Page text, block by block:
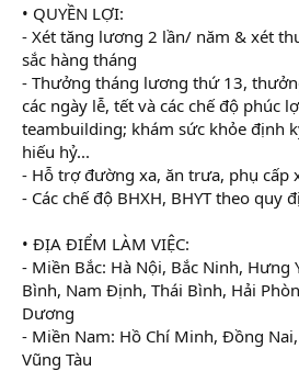
• QUYỀN LỢI:
- Xét tăng lương 2 lần/ năm & xét
sắc hàng tháng
- Thưởng tháng lương thứ 13,
các ngày lễ, tết và các chế độ phúc
teambuilding; khám sức khỏe định
hiếu hỷ...
- Hỗ trợ đường xa, ăn trưa, phụ cấp
- Các chế độ BHXH, BHYT theo quy
• ĐỊA ĐIỂM LÀM VIỆC:
- Miền Bắc: Hà Nội, Bắc Ninh, Hưng
Bình, Nam Định, Thái Bình, Hải
Dương
- Miền Nam: Hồ Chí Minh, Đồng
Vũng Tàu